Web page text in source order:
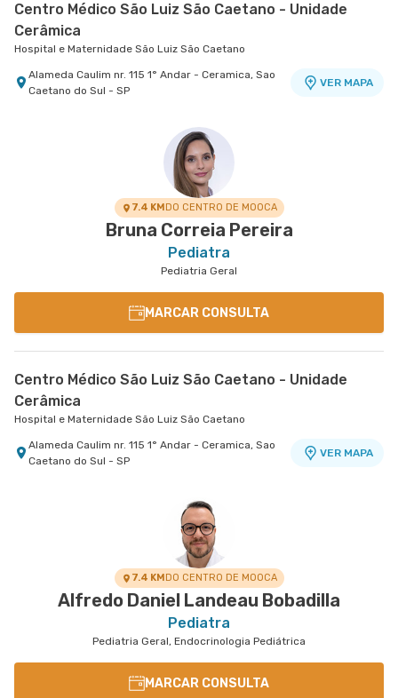
Centro Médico São Luiz São Caetano - Unidade
Cerâmica
Hospital e Maternidade São Luiz São Caetano
Alameda Caulim nr. 115 1° Andar - Ceramica, Sao
Caetano do Sul - SP
VER MAPA
7.4 KMDO CENTRO DE MOOCA
Bruna Correia Pereira
Pediatra
Pediatria Geral
MARCAR CONSULTA
Centro Médico São Luiz São Caetano - Unidade
Cerâmica
Hospital e Maternidade São Luiz São Caetano
Alameda Caulim nr. 115 1° Andar - Ceramica, Sao
Caetano do Sul - SP
VER MAPA
7.4 KMDO CENTRO DE MOOCA
Alfredo Daniel Landeau Bobadilla
Pediatra
Pediatria Geral, Endocrinologia Pediátrica
MARCAR CONSULTA